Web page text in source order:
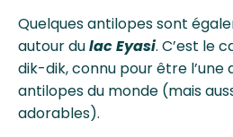
Quelques antilopes sont
autour dulac Eyasi. C’est le
dik-dik, connu pour être l’une
antilopes du monde (mais
adorables).